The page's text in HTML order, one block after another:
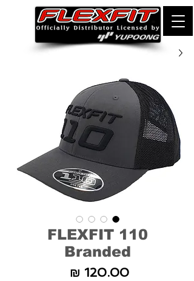
FLEXFIT 110
Branded
‏120.00 ‏₪